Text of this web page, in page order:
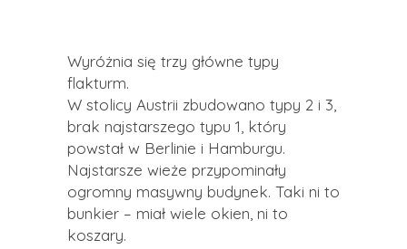
Wyróżnia się trzy główne typy
flakturm.
W stolicy Austrii zbudowano typy 2 i 3,
brak najstarszego typu 1, który
powstał w Berlinie i Hamburgu.
Najstarsze wieże przypominały
ogromny masywny budynek. Taki ni to
bunkier – miał wiele okien, ni to
koszary.